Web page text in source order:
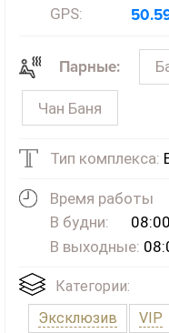
GPS:
Парные:
Чан Баня
Тип комплекса:
Время работы
В будни:
В выходные:
Категории:
Эксклюзив
VIP